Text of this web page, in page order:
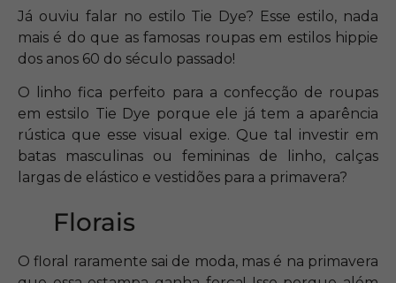
Já ouviu falar no estilo Tie Dye? Esse estilo, nada
mais é do que as famosas roupas em estilos hippie
dos anos 60 do século passado!
O linho fica perfeito para a confecção de roupas
em estsilo Tie Dye porque ele já tem a aparência
rústica que esse visual exige. Que tal investir em
batas masculinas ou femininas de linho, calças
largas de elástico e vestidões para a primavera?
Florais
O floral raramente sai de moda, mas é na primavera